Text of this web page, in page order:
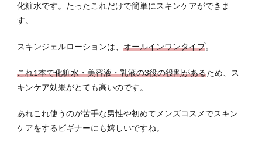
分配
膨大
デー
タか
まれ
た本
格メ
化粧水です。たったこれだけで簡単にスキンケアができま
す。
スキンジェルローションは、 オールインワンタイプ。
これ1本で化粧水・美容液・乳液の3役の役割があるため、ス
キンケア効果がとても高いのです。
あれこれ使うのが苦手な男性や初めてメンズコスメでスキン
ケアをするビギナーにも嬉しいですね。